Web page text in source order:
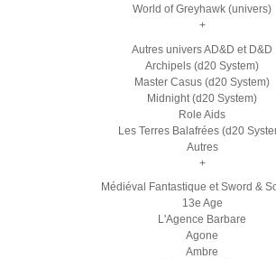
World of Greyhawk (univers)
+
Autres univers AD&D et D&D
Archipels (d20 System)
Master Casus (d20 System)
Midnight (d20 System)
Role Aids
Les Terres Balafrées (d20
Autres
+
Médiéval Fantastique et Sword &
13e Age
L'Agence Barbare
Agone
Ambre